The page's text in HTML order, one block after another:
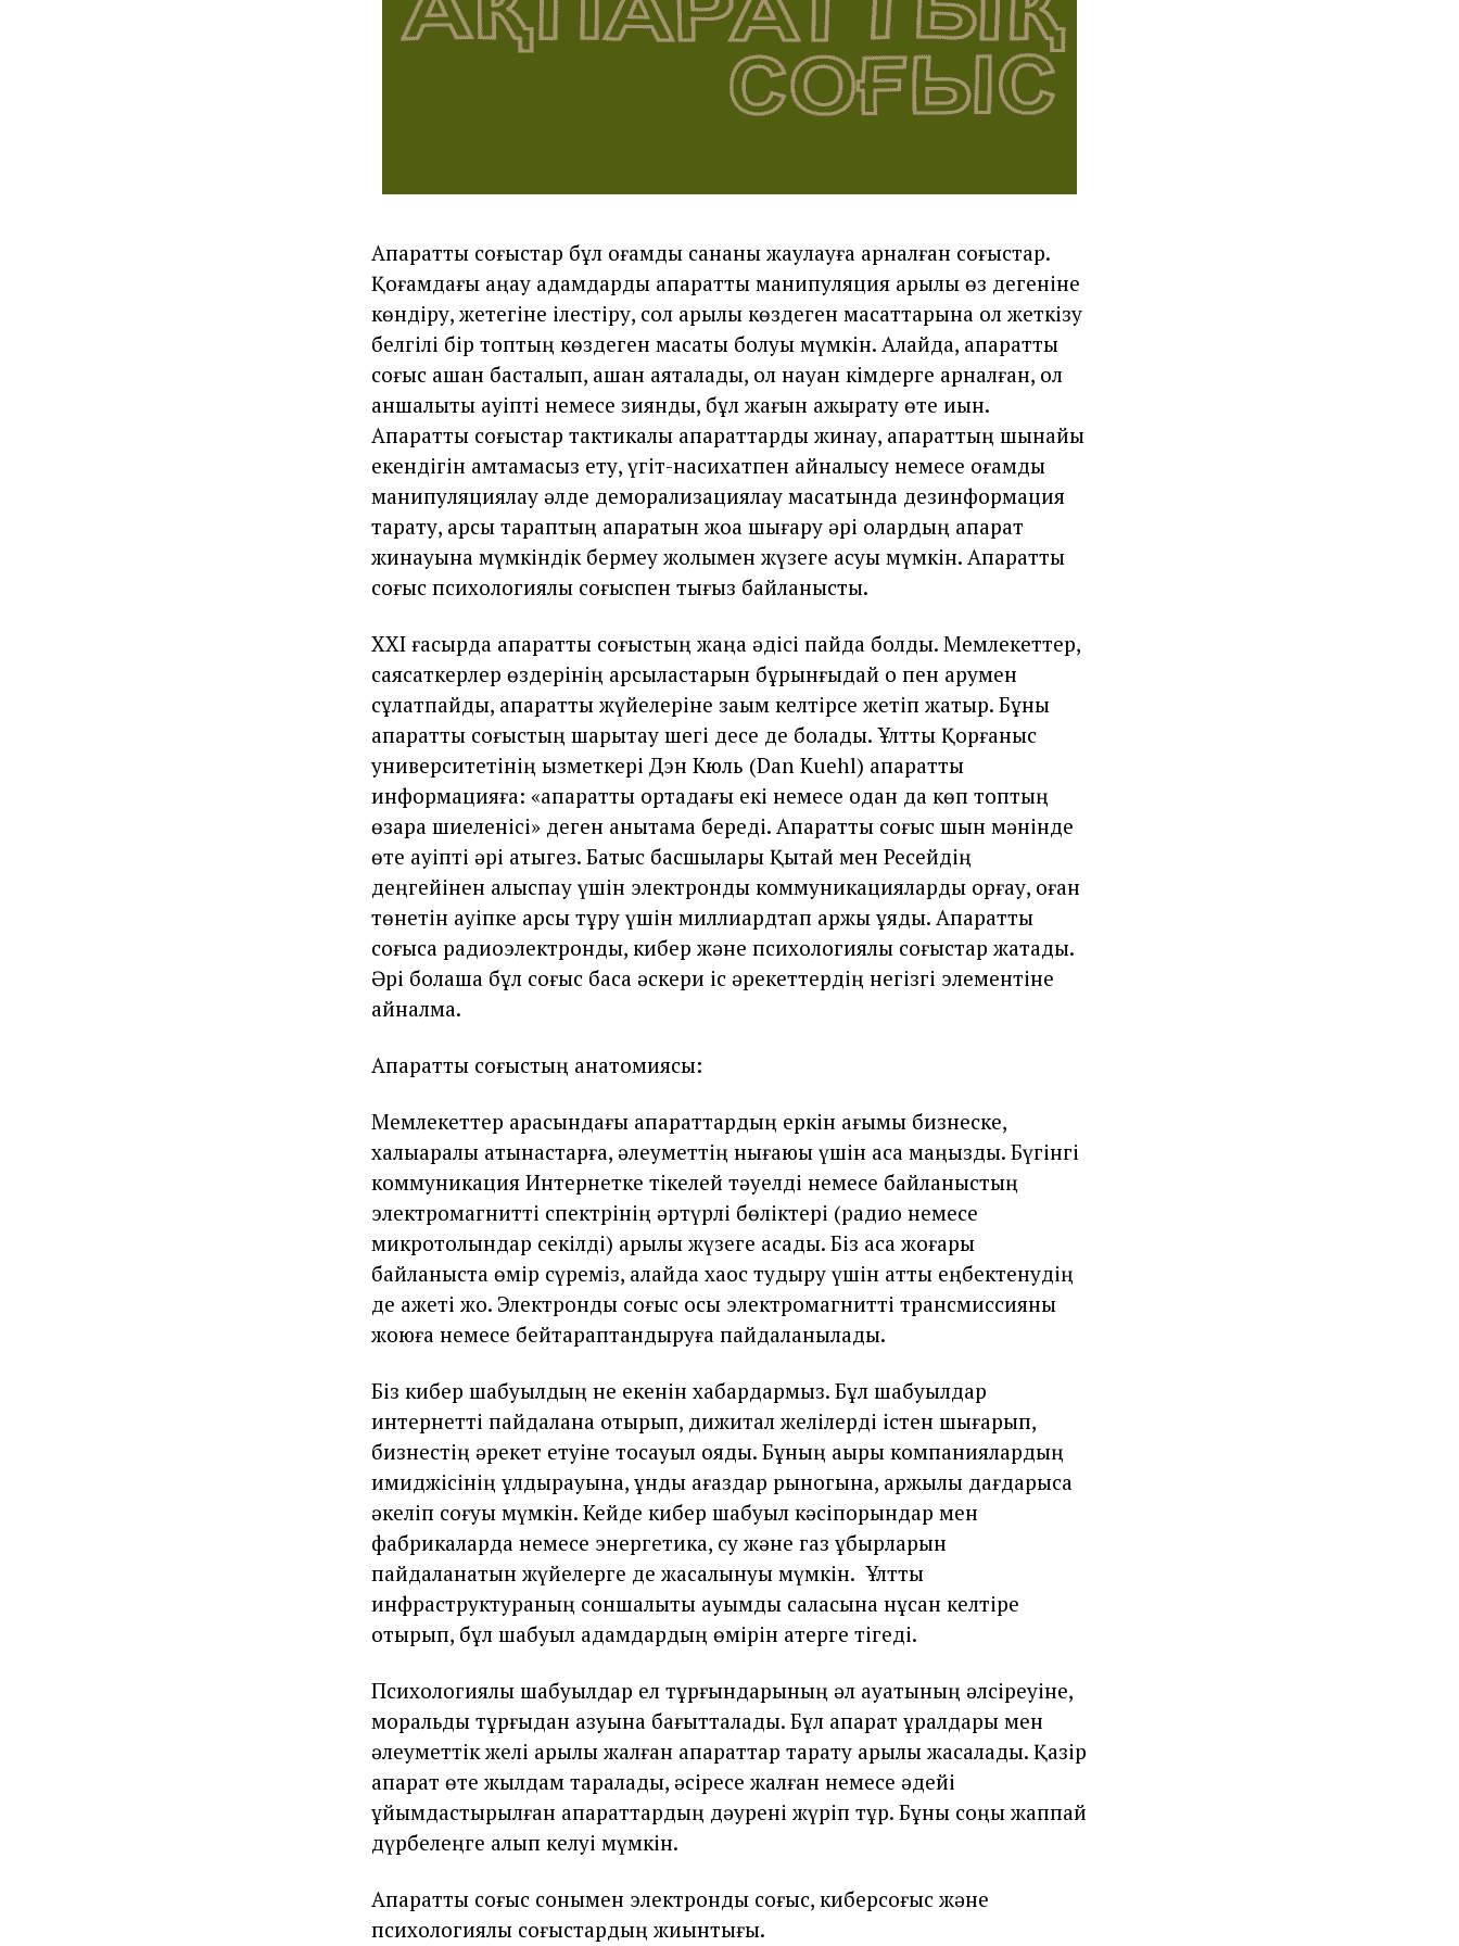
Ақпараттық соғыстар бұл қоғамдық сананы жаулауға арналған соғыстар.
Қоғамдағы аңқау адамдарды ақпараттық манипуляция арқылы өз дегеніне
көндіру, жетегіне ілестіру, сол арқылы көздеген мақсаттарына қол жеткізу
белгілі бір топтың көздеген мақсаты болуы мүмкін. Алайда, ақпараттық
соғыс қашан басталып, қашан аяқталады, ол науқан кімдерге арналған, ол
қаншалықты қауіпті немесе зиянды, бұл жағын ажырату өте қиын.
Ақпараттық соғыстар тактикалық ақпараттарды жинау, ақпараттың шынайы
екендігін қамтамасыз ету, үгіт-насихатпен айналысу немесе қоғамды
манипуляциялау әлде деморализациялау мақсатында дезинформация
тарату, қарсы тараптың ақпаратын жоққа шығару әрі олардың ақпарат
жинауына мүмкіндік бермеу жолымен жүзеге асуы мүмкін. Ақпараттық
соғыс психологиялық соғыспен тығыз байланысты.
ХХІ ғасырда ақпараттық соғыстың жаңа әдісі пайда болды. Мемлекеттер,
саясаткерлер өздерінің қарсыластарын бұрынғыдай оқ пен қарумен
сұлатпайды, ақпараттық жүйелеріне зақым келтірсе жетіп жатыр. Бұны
ақпараттық соғыстың шарықтау шегі десе де болады. Ұлттық Қорғаныс
университетінің қызметкері Дэн Кюль (Dan Kuehl) ақпараттық
информацияға: «ақпараттық ортадағы екі немесе одан да көп топтың
өзара шиеленісі» деген анықтама береді. Ақпараттық соғыс шын мәнінде
өте қауіпті әрі қатыгез. Батыс басшылары Қытай мен Ресейдің
деңгейінен қалыспау үшін электронды коммуникацияларды қорғау, оған
төнетін қауіпке қарсы тұру үшін миллиардтап қаржы құяды. Ақпараттық
соғысқа радиоэлектронды, кибер және психологиялық соғыстар жатады.
Әрі болашақ бұл соғыс басқа әскери іс әрекеттердің негізгі элементіне
айналмақ.
Ақпараттық соғыстың анатомиясы:
Мемлекеттер арасындағы ақпараттардың еркін ағымы бизнеске,
халықаралық қатынастарға, әлеуметтің нығаюы үшін аса маңызды. Бүгінгі
коммуникация Интернетке тікелей тәуелді немесе байланыстың
электромагнитті спектрінің әртүрлі бөліктері (радио немесе
микротолқындар секілді) арқылы жүзеге асады. Біз аса жоғары
байланыста өмір сүреміз, алайда хаос тудыру үшін қатты еңбектенудің
де қажеті жоқ. Электронды соғыс осы электромагнитті трансмиссияны
жоюға немесе бейтараптандыруға пайдаланылады.
Біз кибер шабуылдың не екенін хабардармыз. Бұл шабуылдар
интернетті пайдалана отырып, дижитал желілерді істен шығарып,
бизнестің әрекет етуіне тосқауыл қояды. Бұның ақыры компаниялардың
имиджісінің құлдырауына, құнды қағаздар рыногына, қаржылық дағдарысқа
әкеліп соғуы мүмкін. Кейде кибер шабуыл кәсіпорындар мен
фабрикаларда немесе энергетика, су және газ құбырларын
пайдаланатын жүйелерге де жасалынуы мүмкін. Ұлттық
инфраструктураның соншалықты ауқымды саласына нұқсан келтіре
отырып, бұл шабуыл адамдардың өмірін қатерге тігеді.
Психологиялық шабуылдар ел тұрғындарының әл ауқатының әлсіреуіне,
моральдық тұрғыдан азуына бағытталады. Бұл ақпарат құралдары мен
әлеуметтік желі арқылы жалған ақпараттар тарату арқылы жасалады. Қазір
ақпарат өте жылдам таралады, әсіресе жалған немесе әдейі
ұйымдастырылған ақпараттардың дәурені жүріп тұр. Бұны соңы жаппай
дүрбелеңге алып келуі мүмкін.
Ақпараттық соғыс сонымен электронды соғыс, киберсоғыс және
психологиялық соғыстардың жиынтығы.